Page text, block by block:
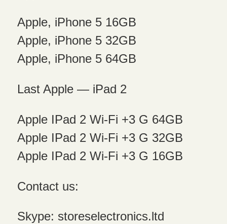
Apple, iPhone 5 16GB
Apple, iPhone 5 32GB
Apple, iPhone 5 64GB
Last Apple — iPad 2
Apple IPad 2 Wi-Fi +3 G 64GB
Apple IPad 2 Wi-Fi +3 G 32GB
Apple IPad 2 Wi-Fi +3 G 16GB
Contact us:
Skype: storeselectronics.ltd